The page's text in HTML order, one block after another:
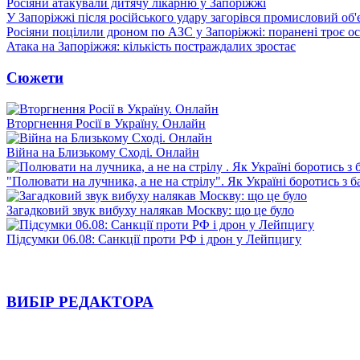
Росіяни атакували дитячу лікарню у Запоріжжі
У Запоріжжі після російського удару загорівся промисловий
Росіяни поцілили дроном по АЗС у Запоріжжі: поранені троє
Атака на Запоріжжя: кількість постраждалих зростає
Сюжети
Вторгнення Росії в Україну. Онлайн
Війна на Близькому Сході. Онлайн
"Полювати на лучника, а не на стрілу". Як Україні боротись з
Загадковий звук вибуху налякав Москву: що це було
Підсумки 06.08: Санкції проти РФ і дрон у Лейпцигу
ВИБІР РЕДАКТОРА